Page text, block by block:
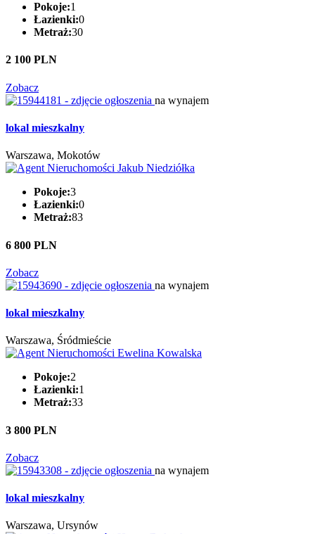
Pokoje:1
Łazienki:0
Metraż:30
2 100 PLN
Zobacz
na wynajem
lokal mieszkalny
Warszawa, Mokotów
Pokoje:3
Łazienki:0
Metraż:83
6 800 PLN
Zobacz
na wynajem
lokal mieszkalny
Warszawa, Śródmieście
Pokoje:2
Łazienki:1
Metraż:33
3 800 PLN
Zobacz
na wynajem
lokal mieszkalny
Warszawa, Ursynów